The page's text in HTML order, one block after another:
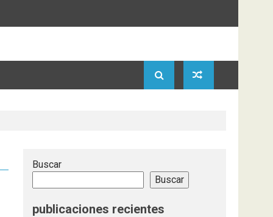
Buscar
Buscar
publicaciones recientes